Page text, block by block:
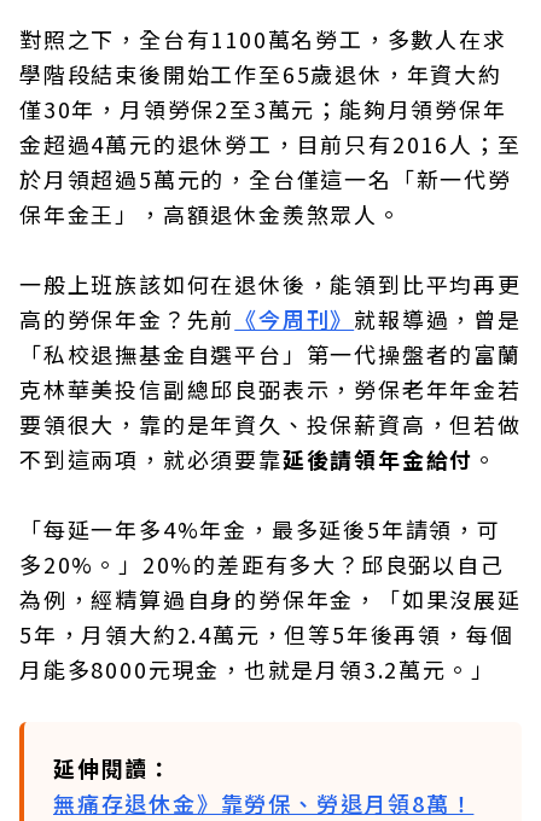
對照之下，全台有1100萬名勞工，多數人在求
學階段結束後開始工作至65歲退休，年資大約
僅30年，月領勞保2至3萬元；能夠月領勞保年
金超過4萬元的退休勞工，目前只有2016人；至
於月領超過5萬元的，全台僅這一名「新一代勞
保年金王」，高額退休金羨煞眾人。
一般上班族該如何在退休後，能領到比平均再更
高的勞保年金？先前 《今周刊》 就報導過，曾是
「私校退撫基金自選平台」第一代操盤者的富蘭
克林華美投信副總邱良弼表示，勞保老年年金若
要領很大，靠的是年資久、投保薪資高，但若做
不到這兩項，就必須要靠延後請領年金給付 。
「每延一年多4%年金，最多延後5年請領，可
多20%。」20%的差距有多大？邱良弼以自己
為例，經精算過自身的勞保年金，「如果沒展延
5年，月領大約2.4萬元，但等5年後再領，每個
月能多8000元現金，也就是月領3.2萬元。」
延伸閱讀：
無痛存退休金》靠勞保、勞退月領8萬！